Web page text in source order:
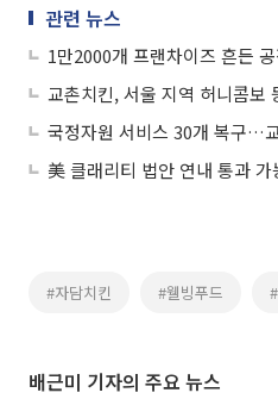
관련 뉴스
국정자원 서비스 30개 복구…
#자담치킨 #웰빙푸드
배근미 기자의 주요 뉴스